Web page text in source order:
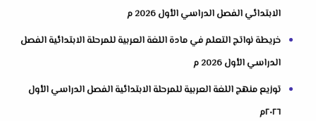
الابتدائي الفصل الدراسي الأول 2026 م
خريطة نواتج التعلم في مادة اللغة العربية للمرحلة الابتدائية الفصل
الدراسي الأول 2026 م
توزيع منهج اللغة العربية للمرحلة الابتدائية الفصل الدراسي الأول
٢٠٢٦م